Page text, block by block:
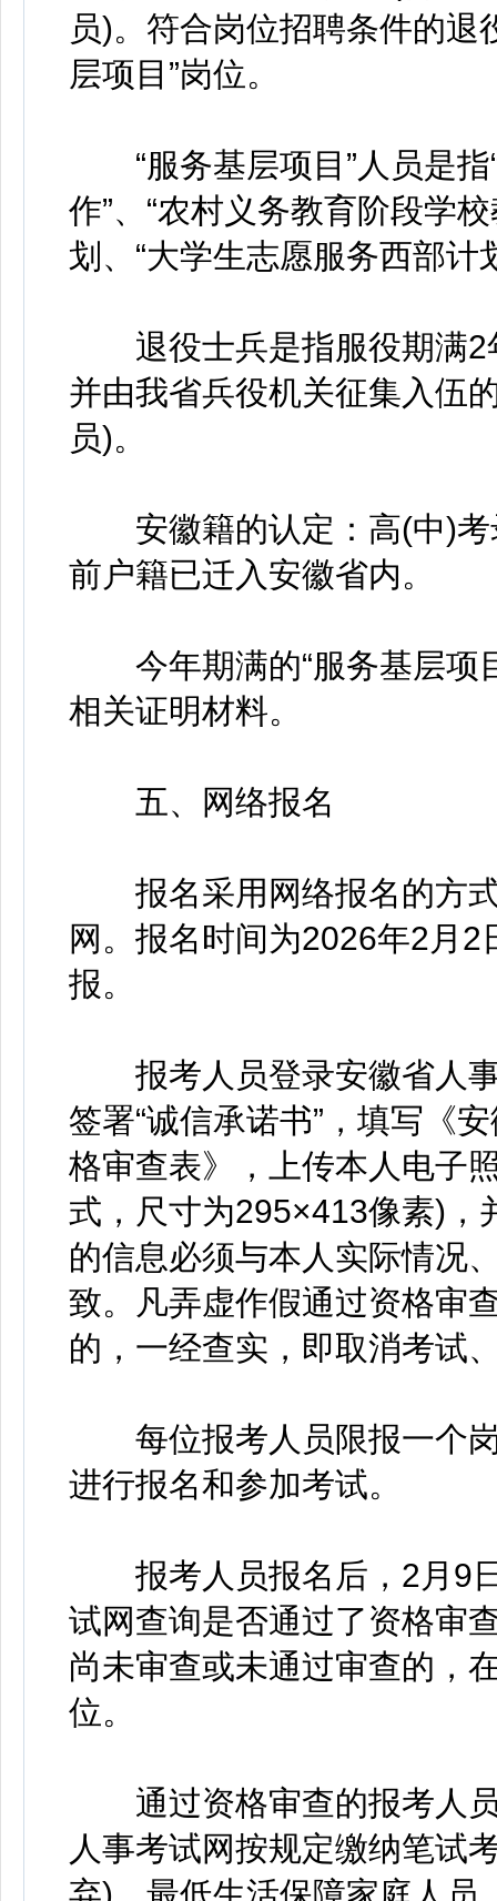
员)。符合岗位招聘条件的退
层项目”岗位。
“服务基层项目”人员是指
作”、“农村义务教育阶段学
划、“大学生志愿服务西部计
退役士兵是指服役期满2
并由我省兵役机关征集入伍
员)。
安徽籍的认定：高(中)考
前户籍已迁入安徽省内。
今年期满的“服务基层项
相关证明材料。
五、网络报名
报名采用网络报名的方式
网。报名时间为2026年2月
报。
报考人员登录安徽省人事
签署“诚信承诺书”，填写《
格审查表》，上传本人电子
式，尺寸为295×413像素)，
的信息必须与本人实际情况
致。凡弄虚作假通过资格审
的，一经查实，即取消考试
每位报考人员限报一个岗
进行报名和参加考试。
报考人员报名后，2月9日
试网查询是否通过了资格审
尚未审查或未通过审查的，
位。
通过资格审查的报考人员
人事考试网按规定缴纳笔试